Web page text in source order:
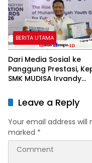
BERITA UTAMA
Dari Media Sosial ke
Panggung Prestasi,
SMK MUDISA Irvandy
MEA 2026
Leave a Reply
Your email address will
marked *